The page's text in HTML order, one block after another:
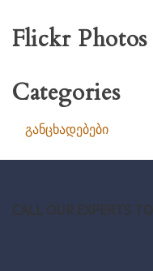
Flickr Photos
Categories
განცხადებები
CALL OUR EXPERTS